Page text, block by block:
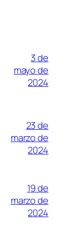
3 de
mayo de
2024
23 de
marzo de
2024
19 de
marzo de
2024